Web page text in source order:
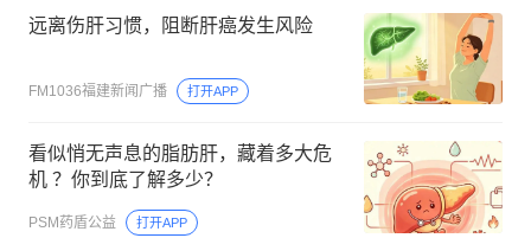
远离伤肝习惯，阻断肝癌发生风险
FM1036福建新闻广播 打开APP
看似悄无声息的脂肪肝，藏着多大危
机 ？你到底了解多少？
PSM药盾公益 打开APP